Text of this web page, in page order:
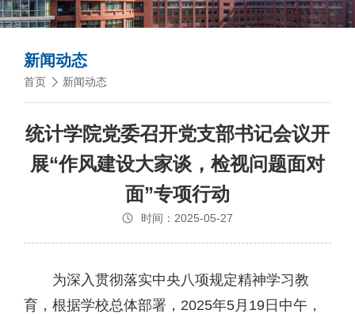
新闻动态
首页 新闻动态
统计学院党委召开党支部书记会议开
展“作风建设大家谈，检视问题面对
面”专项行动
时间：2025-05-27
为深入贯彻落实中央八项规定精神学习教
育，根据学校总体部署，2025年5月19日中午，